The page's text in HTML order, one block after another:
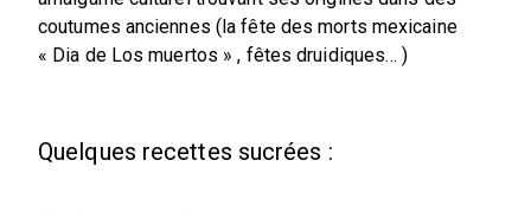
coutumes anciennes (la fête des morts mexicaine
« Dia de Los muertos » , fêtes druidiques… )
Quelques recettes sucrées :